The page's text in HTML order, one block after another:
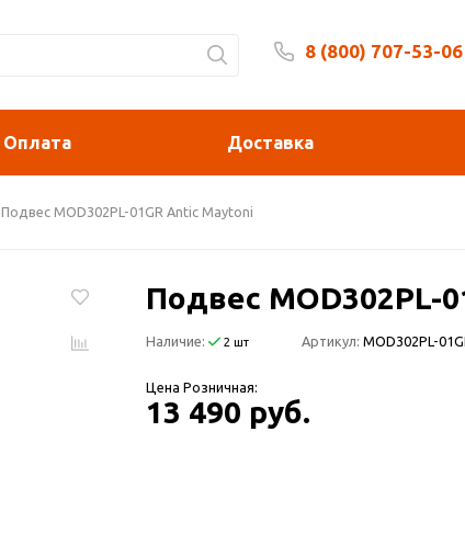
8 (800) 707-53-06
Оплата Доставка
Подвес MOD302PL-01GR Antic Maytoni
Подвес MOD302PL-
Наличие: 2 шт Артикул: MOD302PL-
Цена Розничная:
13 490 руб.